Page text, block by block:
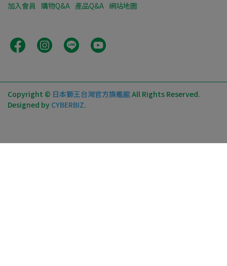
加入會員 購物Q&A 產品Q&A 網站地圖
Copyright © 日本獅王台灣官方旗艦館All Rights Reserved.
Designed by CYBERBIZ.